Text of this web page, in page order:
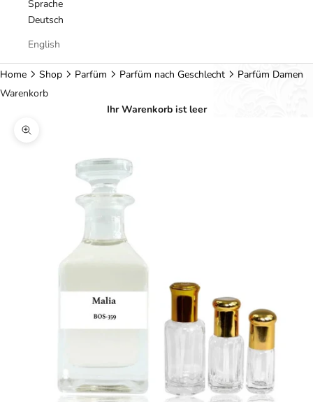
Sprache
Deutsch
English
Home Shop Parfüm Parfüm nach Geschlecht
Parfüm Damen
Warenkorb
Ihr Warenkorb ist leer
Bild vergrößern